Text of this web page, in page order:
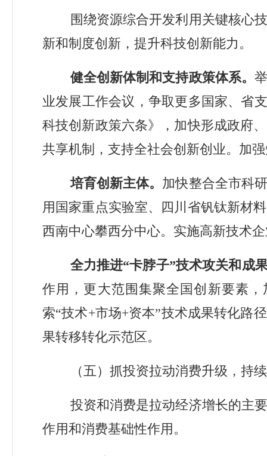
围绕资源综合开发利用关键核心
新和制度创新，提升科技创新能力。
健全创新体制和支持政策体系。
业发展工作会议，争取更多国家、省
科技创新政策六条》，加快形成政府
共享机制，支持全社会创新创业。加
培育创新主体。 加快整合全市科
用国家重点实验室、四川省钒钛新材
西南中心攀西分中心。实施高新技术
全力推进“卡脖子”技术攻关和成
作用 ，更大范围集聚全国创新要素，
索“技术+市场+资本”技术成果转化路
果转移转化示范区。
（五）抓投资拉动消费升级，持
投资和消费是拉动经济增长的主
作用和消费基础性作用。